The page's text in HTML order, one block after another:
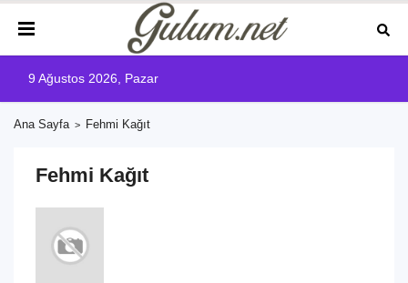
9 Ağustos 2026, Pazar
Ana Sayfa Fehmi Kağıt
Fehmi Kağıt